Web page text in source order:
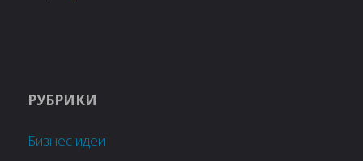
РУБРИКИ
Бизнес идеи